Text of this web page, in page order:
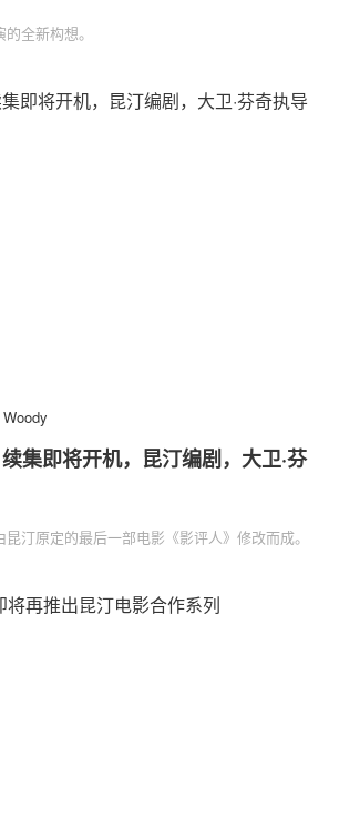
全新构想。
Woody
集即将开机，昆汀编剧，大卫·芬
汀原定的最后一部电影《影评人》修改而成。